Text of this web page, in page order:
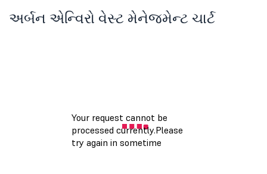
અર્બન એન્વિરો વેસ્ટ મેનેજમેન્ટ ચાર્ટ